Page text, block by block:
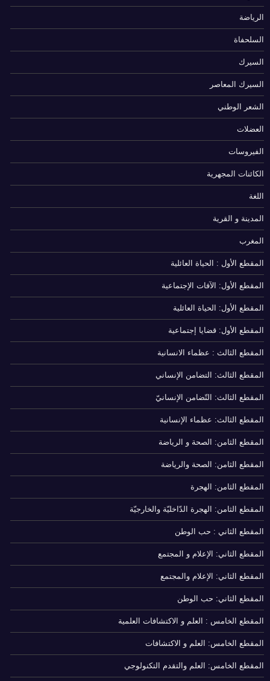
الرياضة
السلحفاة
السيرك
السيرك المعاصر
الشعر الوطني
العضلات
الفيروسات
الكائنات المجهرية
اللغة
المدينة و القرية
المغرب
المقطع الأول : الحياة العائلية
المقطع الأول: الآفات الإجتماعية
المقطع الأول: الحياة العائلية
المقطع الأول: قضايا إجتماعية
المقطع الثالث : عظماء الانسانية
المقطع الثالث: التضامن الإنساني
المقطع الثالث: التّضامن الإنسانيّ
المقطع الثالث: عظماء الإنسانية
المقطع الثامن: الصحة و الرياضة
المقطع الثامن: الصحة والرياضة
المقطع الثامن: الهجرة
المقطع الثامن: الهجرة الدّاخليّة والخارجيّة
المقطع الثاني : حب الوطن
المقطع الثاني: الإعلام و المجتمع
المقطع الثاني: الإعلام والمجتمع
المقطع الثاني: حب الوطن
المقطع الخامس : العلم و الاكتشافات العلمية
المقطع الخامس: العلم و الاكتشافات
المقطع الخامس: العلم والتقدم التكنولوجي